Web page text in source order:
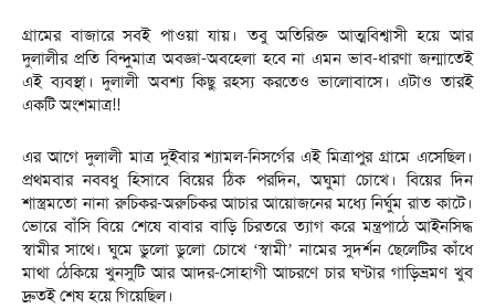
গ্রামের বাজারে সবই পাওয়া যায়। তবু অতিরিক্ত আত্মবিশ্বাসী হয়ে আর
দুলালীর প্রতি বিন্দুমাত্র অবজ্ঞা-অবহেলা হবে না এমন ভাব-ধারণা জন্মাতেই
এই ব্যবস্থা। দুলালী অবশ্য কিছু রহস্য করতেও ভালোবাসে। এটাও তারই
একটি অংশমাত্র!!
এর আগে দুলালী মাত্র দুইবার শ্যামল-নিসর্গের এই মিত্রাপুর গ্রামে এসেছিল।
প্রথমবার নববধু হিসাবে বিয়ের ঠিক পরদিন, অঘুমা চোখে। বিয়ের দিন
শাস্ত্রমতো নানা রুচিকর-অরুচিকর আচার আয়োজনের মধ্যে নির্ঘুম রাত কাটে।
ভোরে বাঁসি বিয়ে শেষে বাবার বাড়ি চিরতরে ত্যাগ করে মন্ত্রপাঠে আইনসিদ্ধ
স্বামীর সাথে। ঘুমে ডুলো ডুলো চোখে ‘স্বামী’ নামের সুদর্শন ছেলেটির কাঁধে
মাথা ঠেকিয়ে খুনসুটি আর আদর-সোহাগী আচরণে চার ঘণ্টার গাড়িভ্রমণ খুব
দ্রুতই শেষ হয়ে গিয়েছিল।